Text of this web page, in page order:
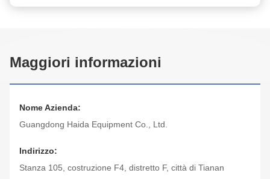
Maggiori informazioni
Nome Azienda:
Guangdong Haida Equipment Co., Ltd.
Indirizzo:
Stanza 105, costruzione F4, distretto F, città di Tianan